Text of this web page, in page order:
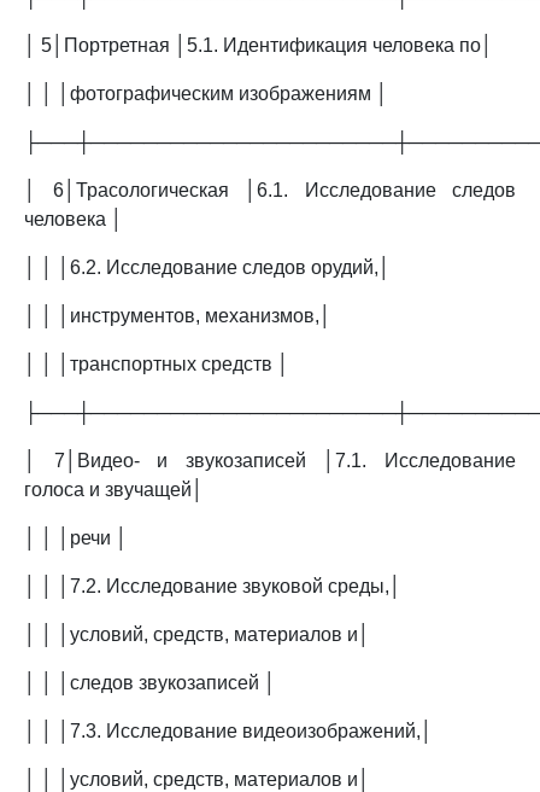
│ 5│Портретная │5.1. Идентификация человека по│
│ │ │фотографическим изображениям │
│ 6│Трасологическая │6.1. Исследование следов
человека │
│ │ │6.2. Исследование следов орудий,│
│ │ │инструментов, механизмов,│
│ │ │транспортных средств │
│ 7│Видео- и звукозаписей │7.1. Исследование
голоса и звучащей│
│ │ │речи │
│ │ │7.2. Исследование звуковой среды,│
│ │ │условий, средств, материалов и│
│ │ │следов звукозаписей │
│ │ │7.3. Исследование видеоизображений,│
│ │ │условий, средств, материалов и│